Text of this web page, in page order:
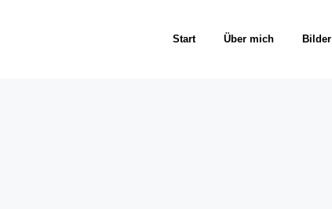
Start Über mich Bilder